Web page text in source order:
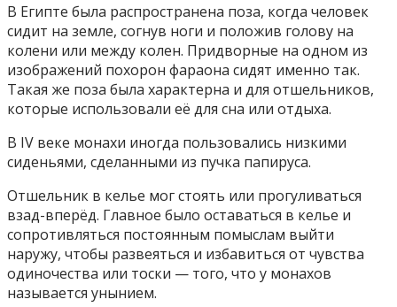
В Египте была распространена поза, когда человек
сидит на земле, согнув ноги и положив голову на
колени или между колен. Придворные на одном из
изображений похорон фараона сидят именно так.
Такая же поза была характерна и для отшельников,
которые использовали её для сна или отдыха.
В IV веке монахи иногда пользовались низкими
сиденьями, сделанными из пучка папируса.
Отшельник в келье мог стоять или прогуливаться
взад-вперёд. Главное было оставаться в келье и
сопротивляться постоянным помыслам выйти
наружу, чтобы развеяться и избавиться от чувства
одиночества или тоски — того, что у монахов
называется унынием.